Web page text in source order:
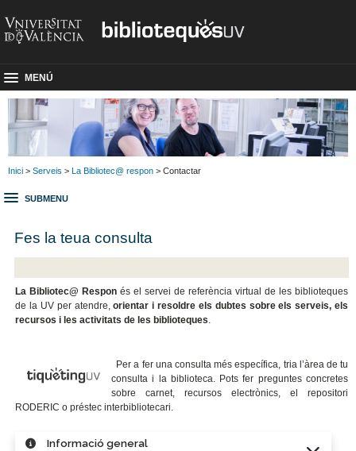
MENÚ
Inici > Serveis > La Bibliotec@ respon > Contactar
SUBMENU
Fes la teua consulta
La Bibliotec@ Respon és el servei de referència virtual de les biblioteques
de la UV per atendre,orientar i resoldre els dubtes sobre els serveis, els
recursos i les activitats de les biblioteques.
Per a fer una consulta més específica, tria l’àrea de tu
consulta i la biblioteca. Pots fer preguntes concretes
sobre carnet, recursos electrònics, el repositori
RODERIC o préstec interbibliotecari.
Informació general